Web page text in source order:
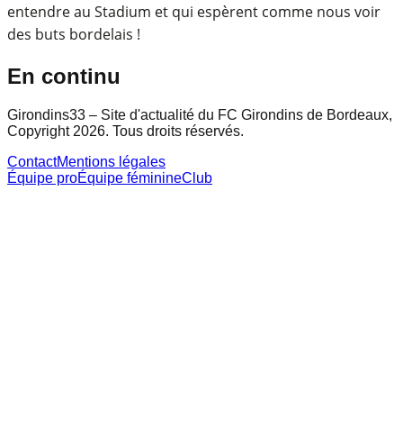
entendre au Stadium et qui espèrent comme nous voir
des buts bordelais !
En continu
Girondins33 – Site d'actualité du FC Girondins de Bordeaux,
Copyright 2026. Tous droits réservés.
ContactMentions légales
Équipe proÉquipe féminineClub